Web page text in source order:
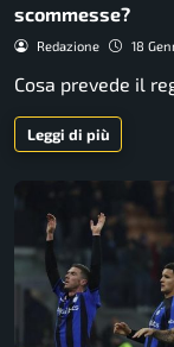
scommesse?
Redazione 18
Cosa prevede il
Leggi di più